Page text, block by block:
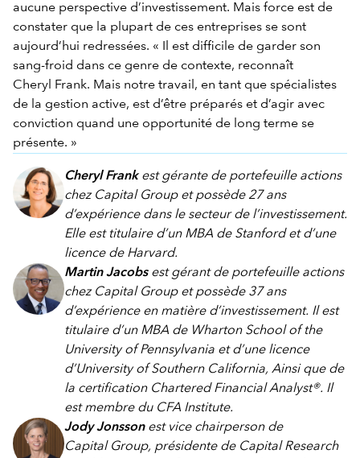
aucune perspective d’investissement. Mais force est de
constater que la plupart de ces entreprises se sont
aujourd’hui redressées. « Il est difficile de garder son
sang-froid dans ce genre de contexte, reconnaît
Cheryl Frank. Mais notre travail, en tant que spécialistes
de la gestion active, est d’être préparés et d’agir avec
conviction quand une opportunité de long terme se
présente. »
Cheryl Frankest gérante de portefeuille actions
chez Capital Group et possède 27 ans
d’expérience dans le secteur de l’investissement.
Elle est titulaire d’un MBA de Stanford et d’une
licence de Harvard.
Martin Jacobs est gérant de portefeuille actions
chez Capital Group et possède 37 ans
d’expérience en matière d’investissement. Il est
titulaire d’un MBA de Wharton School of the
University of Pennsylvania et d’une licence
d’University of Southern California, Ainsi que de
la certification Chartered Financial Analyst®. Il
est membre du CFA Institute.
Jody Jonssonest vice chairperson de
Capital Group, présidente de Capital Research